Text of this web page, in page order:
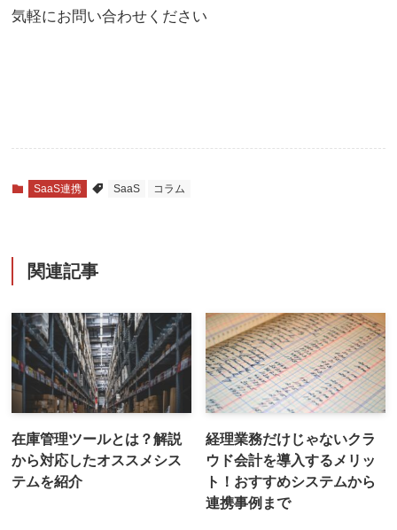
気軽にお問い合わせください
SaaS連携 SaaS コラム
関連記事
在庫管理ツールとは？解説
から対応したオススメシス
テムを紹介
経理業務だけじゃないクラ
ウド会計を導入するメリッ
ト！おすすめシステムから
連携事例まで